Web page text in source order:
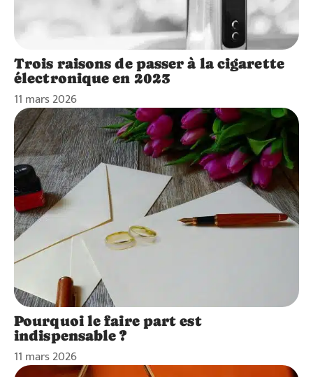
Trois raisons de passer à la cigarette
électronique en 2023
11 mars 2026
Pourquoi le faire part est
indispensable ?
11 mars 2026